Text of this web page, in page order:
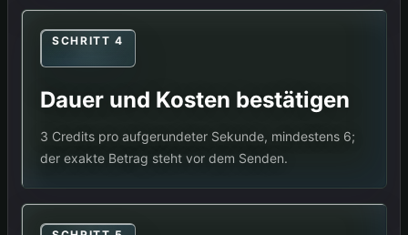
SCHRITT 4
Dauer und Kosten bestätigen
3 Credits pro aufgerundeter Sekunde, mindestens 6;
der exakte Betrag steht vor dem Senden.